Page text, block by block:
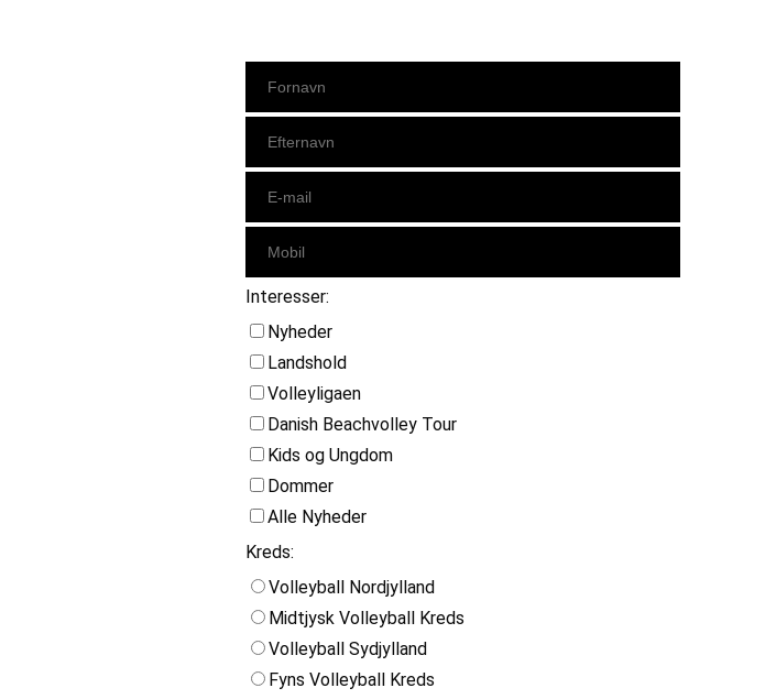
Interesser:
Nyheder
Landshold
Volleyligaen
Danish Beachvolley Tour
Kids og Ungdom
Dommer
Alle Nyheder
Kreds:
Volleyball Nordjylland
Midtjysk Volleyball Kreds
Volleyball Sydjylland
Fyns Volleyball Kreds